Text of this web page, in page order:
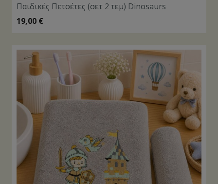
Παιδικές Πετσέτες (σετ 2 τεμ) Dinosaurs
19,00 €